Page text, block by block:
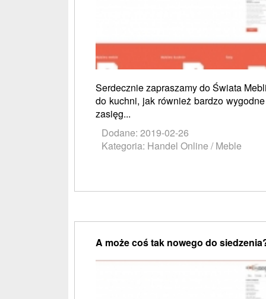
Serdecznie zapraszamy do Świata
do kuchni, jak również bardzo
zasięg...
Dodane: 2019-02-26
Kategoria: Handel Online / Meble
A może coś tak nowego do